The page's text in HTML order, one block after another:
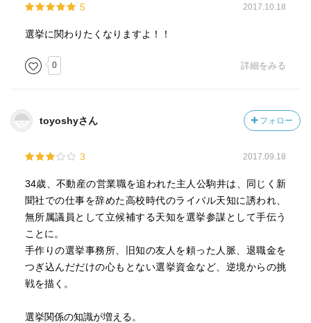
5 2017.10.18
選挙に関わりたくなりますよ！！
0 詳細をみる
toyoshyさん フォロー
3 2017.09.18
34歳、不動産の営業職を追われた主人公駒井は、同じく新
聞社での仕事を辞めた高校時代のライバル天知に誘われ、
無所属議員として立候補する天知を選挙参謀として手伝う
ことに。
手作りの選挙事務所、旧知の友人を頼った人脈、退職金を
つぎ込んだだけの心もとない選挙資金など、逆境からの挑
戦を描く。
選挙関係の知識が増える。